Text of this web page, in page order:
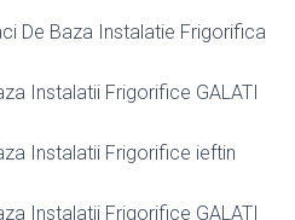
De Baza Instalatie Frigorifica
Instalatii Frigorifice GALATI
Instalatii Frigorifice ieftin
Instalatii Frigorifice GALATI